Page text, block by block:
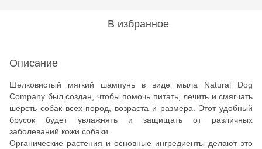
В избранное
Описание
Шелковистый мягкий шампунь в виде мыла Natural Dog
Company был создан, чтобы помочь питать, лечить и смягчать
шерсть собак всех пород, возраста и размера. Этот удобный
брусок будет увлажнять и защищать от различных
заболеваний кожи собаки.
Органические растения и основные ингредиенты делают это